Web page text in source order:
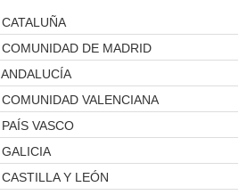
CATALUÑA
COMUNIDAD DE MADRID
ANDALUCÍA
COMUNIDAD VALENCIANA
PAÍS VASCO
GALICIA
CASTILLA Y LEÓN